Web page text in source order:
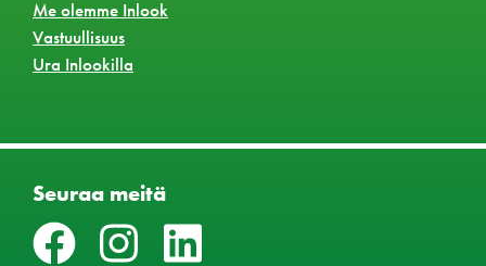
Me olemme Inlook
Vastuullisuus
Ura Inlookilla
Seuraa meitä